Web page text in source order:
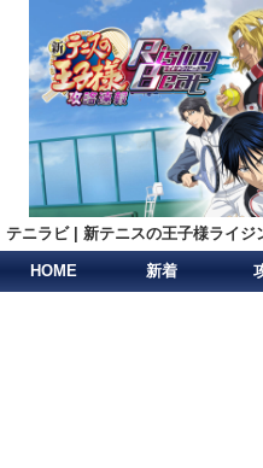
テニラビ | 新テニスの王子様ライジ
HOME 新着